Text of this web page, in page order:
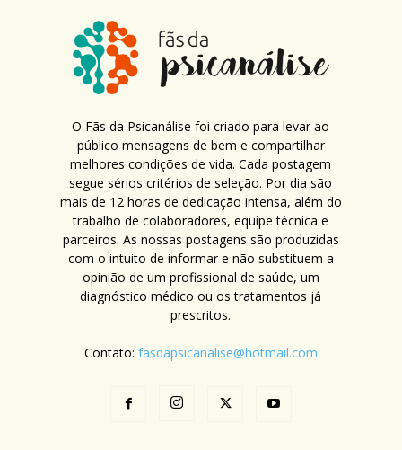
O Fãs da Psicanálise foi criado para levar ao
público mensagens de bem e compartilhar
melhores condições de vida. Cada postagem
segue sérios critérios de seleção. Por dia são
mais de 12 horas de dedicação intensa, além do
trabalho de colaboradores, equipe técnica e
parceiros. As nossas postagens são produzidas
com o intuito de informar e não substituem a
opinião de um profissional de saúde, um
diagnóstico médico ou os tratamentos já
prescritos.
Contato: fasdapsicanalise@hotmail.com